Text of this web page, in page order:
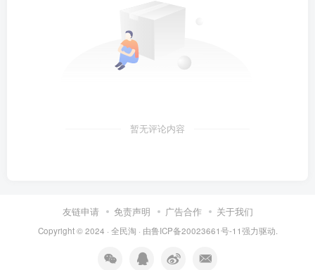
暂无评论内容
友链申请 免责声明 广告合作 关于我们
Copyright © 2024 · 全民淘 · 由鲁ICP备20023661号-11强力驱动.